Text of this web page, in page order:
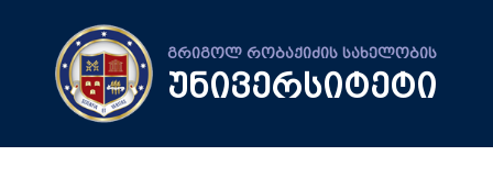
გრიგოლ რობაქიძის სახელობის
უნივერსიტეტი